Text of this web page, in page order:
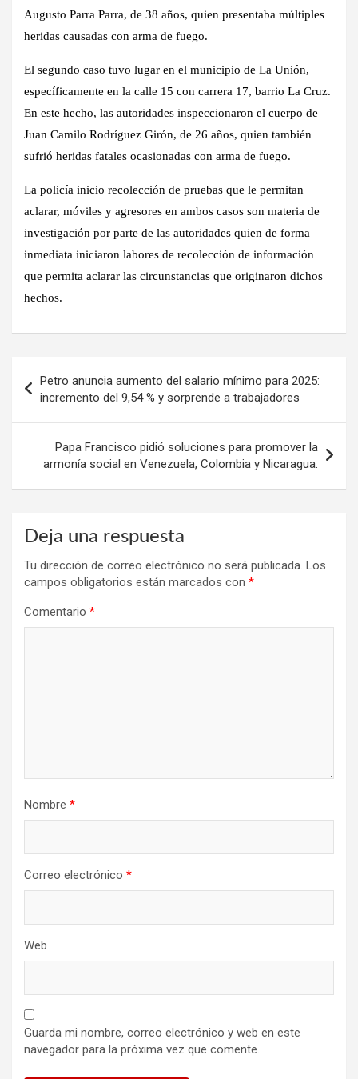
Augusto Parra Parra, de 38 años, quien presentaba múltiples
heridas causadas con arma de fuego.
El segundo caso tuvo lugar en el municipio de La Unión,
específicamente en la calle 15 con carrera 17, barrio La Cruz.
En este hecho, las autoridades inspeccionaron el cuerpo de
Juan Camilo Rodríguez Girón, de 26 años, quien también
sufrió heridas fatales ocasionadas con arma de fuego.
La policía inicio recolección de pruebas que le permitan
aclarar, móviles y agresores en ambos casos son materia de
investigación por parte de las autoridades quien de forma
inmediata iniciaron labores de recolección de información
que permita aclarar las circunstancias que originaron dichos
hechos.
de
entradas
Petro anuncia aumento del salario mínimo para 2025:
incremento del 9,54 % y sorprende a trabajadores
Papa Francisco pidió soluciones para promover la
armonía social en Venezuela, Colombia y Nicaragua.
Deja una respuesta
Tu dirección de correo electrónico no será publicada. Los
campos obligatorios están marcados con *
Comentario *
Nombre *
Correo electrónico *
Web
Guarda mi nombre, correo electrónico y web en este
navegador para la próxima vez que comente.